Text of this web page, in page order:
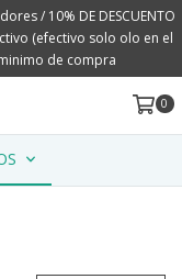
/ 10% DE DESCUENTO
(efectivo solo olo en el
de compra
0